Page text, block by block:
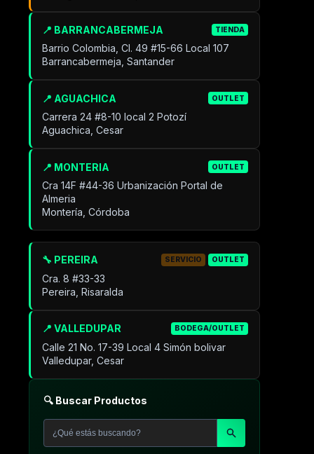
📍 BARRANCABERMEJA TIENDA
Barrio Colombia, Cl. 49 #15-66 Local 107
Barrancabermeja, Santander
📍 AGUACHICA OUTLET
Carrera 24 #8-10 local 2 Potozí
Aguachica, Cesar
📍 MONTERIA OUTLET
Cra 14F #44-36 Urbanización Portal de
Almeria
Montería, Córdoba
📍 VALLEDUPAR BODEGA/OUTLET
Calle 21 No. 17-39 Local 4 Simón bolivar
Valledupar, Cesar
🔧 PEREIRA SERVICIO OUTLET
Cra. 8 #33-33
Pereira, Risaralda
🔍 Buscar Productos